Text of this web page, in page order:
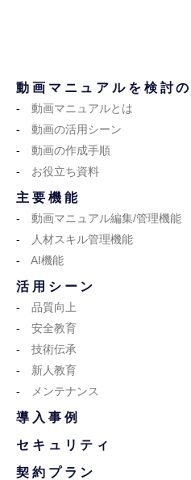
動画マニュアルを検討
動画マニュアルとは
動画の活用シーン
動画の作成手順
お役立ち資料
主要機能
動画マニュアル編集/管理機能
人材スキル管理機能
AI機能
活用シーン
品質向上
安全教育
技術伝承
新人教育
メンテナンス
導入事例
セキュリティ
契約プラン